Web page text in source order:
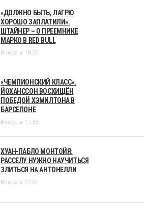
«ДОЛЖНО БЫТЬ, ЛАГРЮ
ХОРОШО ЗАПЛАТИЛИ».
ШТАЙНЕР – О ПРЕЕМНИКЕ
МАРКО В RED BULL
Вчера в 18:55
«ЧЕМПИОНСКИЙ КЛАСС».
ЙОХАНССОН ВОСХИЩЁН
ПОБЕДОЙ ХЭМИЛТОНА В
БАРСЕЛОНЕ
Вчера в 17:58
ХУАН-ПАБЛО МОНТОЙЯ:
РАССЕЛУ НУЖНО НАУЧИТЬСЯ
ЗЛИТЬСЯ НА АНТОНЕЛЛИ
Вчера в 17:01